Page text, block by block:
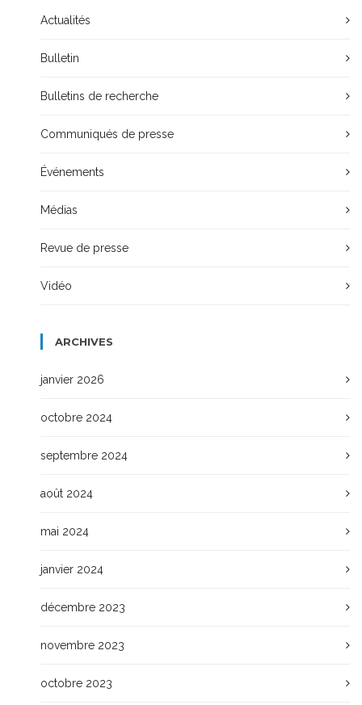
Actualités
Bulletin
Bulletins de recherche
Communiqués de presse
Événements
Médias
Revue de presse
Vidéo
ARCHIVES
janvier 2026
octobre 2024
septembre 2024
août 2024
mai 2024
janvier 2024
décembre 2023
novembre 2023
octobre 2023